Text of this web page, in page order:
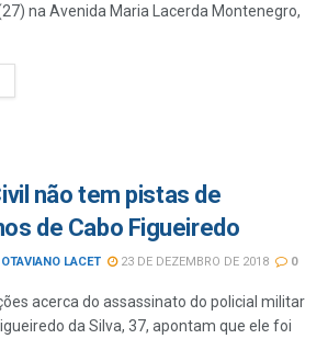
na Avenida Maria Lacerda Montenegro,
não tem pistas de
de Cabo Figueiredo
OTAVIANO LACET 23 DE DEZEMBRO DE 2018 0
acerca do assassinato do policial militar
da Silva, 37, apontam que ele foi